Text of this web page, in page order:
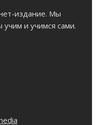
издание. Мы
и учимся сами.